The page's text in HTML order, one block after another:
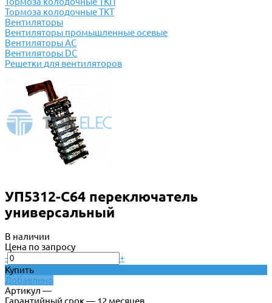
Тормоза колодочные ТКТ
Вентиляторы
Вентиляторы промышленные осевые
Вентиляторы АС
Вентиляторы DC
Решетки для вентиляторов
УП5312-С64 переключатель
универсальный
В наличии
Цена по запросу
-
+
Купить
Добавлено
Артикул —